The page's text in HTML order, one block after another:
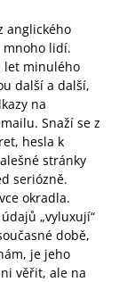
anglického
mnoho lidí.
let minulého
další a další,
na
Snaží se z
hesla k
stránky
seriózně.
okradla.
„vyluxují“
době,
je jeho
věřit, ale na